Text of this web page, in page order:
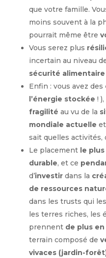
que votre famille.
moins souvent à la
pourrait même être
Vous serez plus
incertain au niveau
sécurité alimentaire
Enfin : vous avez des
l’énergie stockée !
fragilité au vu de la
mondiale actuelle
sait quelles activités,
Le placementle plus
durable, et ce
d’investirdans la
de ressources
dans les trusts qui
les terres riches, les
prennent de plus
terrain composé de
vivaces (jardin-